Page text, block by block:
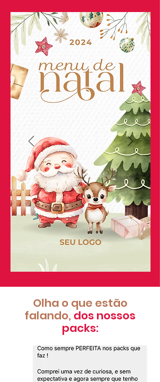
Olha o que estão
falando, dos nossos
packs: